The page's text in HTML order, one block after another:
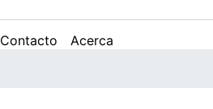
Contacto
Acerca